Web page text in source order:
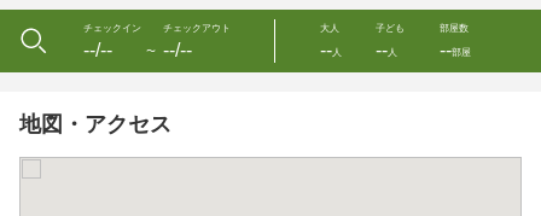
チェックイン
--/-- 〜
チェックアウト
--/--
大人
--人
子ども
--人
部屋数
--部屋
地図・アクセス